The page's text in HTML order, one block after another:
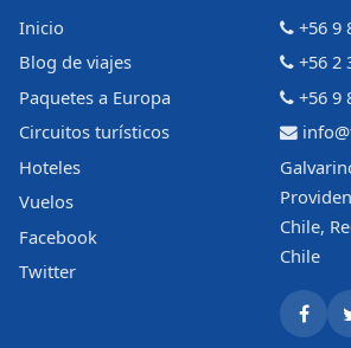
Inicio
Blog de viajes
Paquetes a Europa
Circuitos turísticos
Hoteles
Vuelos
Facebook
Twitter
+56 9
+56 2
+56 9
Chile,
Chile